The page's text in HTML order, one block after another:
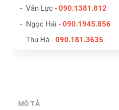
- Văn Lực - 090.1381.812
- Ngọc Hải - 090.1945.856
- Thu Hà - 090.181.3635
MÔ TẢ